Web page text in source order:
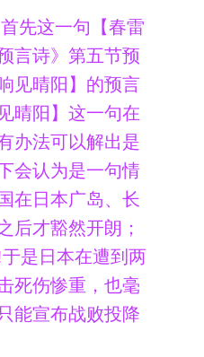
先这一句【春雷
言诗》第五节预
见晴阳】的预言
晴阳】这一句在
办法可以解出是
会认为是一句情
在日本广岛、长
后才豁然开朗；
是日本在遭到两
死伤惨重，也毫
能宣布战败投降